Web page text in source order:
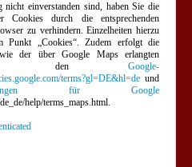
einverstanden sind, haben Sie die
Cookies durch die entsprechenden
zu verhindern. Einzelheiten hierzu
Punkt „Cookies“.Zudem erfolgt die
der über Google Maps erlangten
nach den Google-
terms?gl=DE&hl=deund
für Google
help/terms_maps.html.